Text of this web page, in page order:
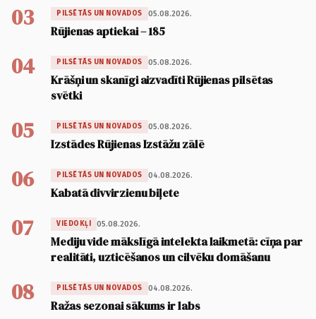
03 PILSĒTĀS UN NOVADOS 05.08.2026.
Rūjienas aptiekai – 185
04 PILSĒTĀS UN NOVADOS 05.08.2026.
Krāšņi un skanīgi aizvadīti Rūjienas pilsētas
svētki
05 PILSĒTĀS UN NOVADOS 05.08.2026.
Izstādes Rūjienas Izstāžu zālē
06 PILSĒTĀS UN NOVADOS 04.08.2026.
Kabatā divvirzienu biļete
07 VIEDOKĻI 05.08.2026.
Mediju vide mākslīgā intelekta laikmetā: cīņa par
realitāti, uzticēšanos un cilvēku domāšanu
08 PILSĒTĀS UN NOVADOS 04.08.2026.
Ražas sezonai sākums ir labs